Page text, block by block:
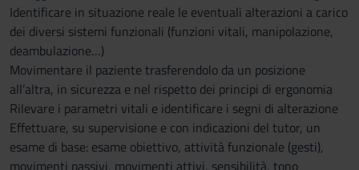
Identificare in situazione reale le eventuali alterazioni a carico
dei diversi sistemi funzionali (funzioni vitali, manipolazione,
deambulazione…)
Movimentare il paziente trasferendolo da un posizione
all’altra, in sicurezza e nel rispetto dei principi di ergonomia
Rilevare i parametri vitali e identificare i segni di alterazione
Effettuare, su supervisione e con indicazioni del tutor, un
esame di base: esame obiettivo, attività funzionale (gesti),
movimenti passivi, movimenti attivi, sensibilità, tono